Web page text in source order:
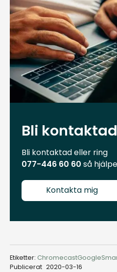
Bli kontaktad
Bli kontaktad eller ring
077-446 60 60 så
Kontakta mig
Etiketter: ChromecastGoogle
Publicerat 2020-03-16